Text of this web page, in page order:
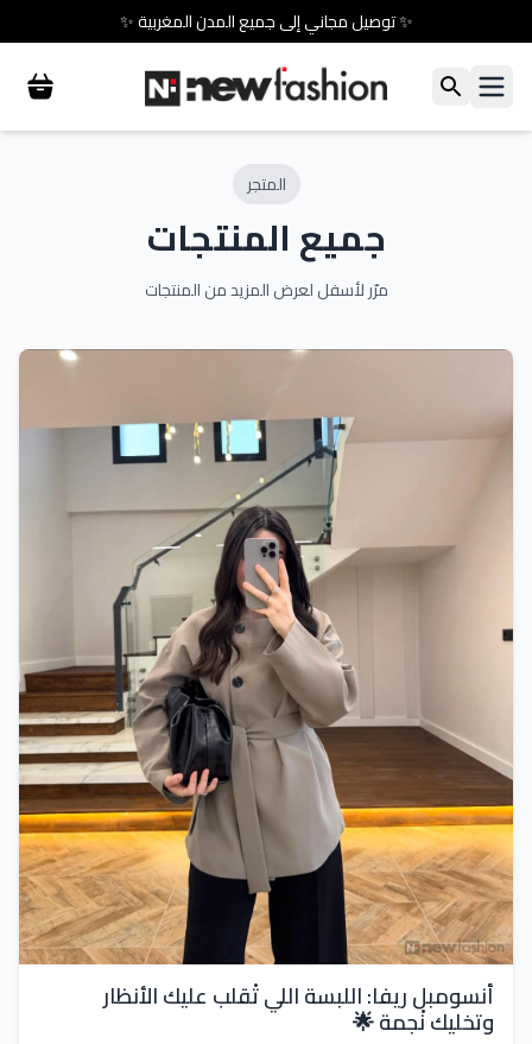
✨ توصيل مجاني إلى جميع المدن المغربية ✨
المتجر
جميع المنتجات
مرّر لأسفل لعرض المزيد من المنتجات
أنسومبل ريفا: اللبسة اللي تْقلب عليك الأنظار
وتخليك نْجمة 🌟